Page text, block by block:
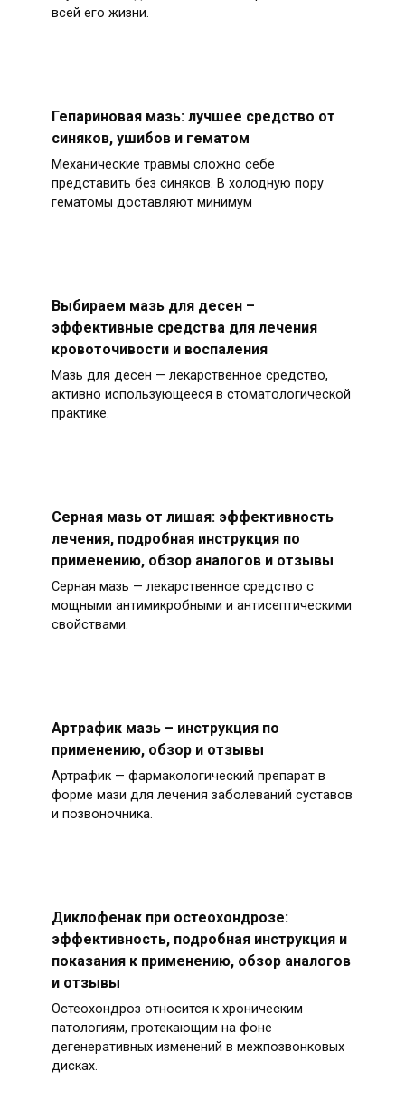
всей его жизни.
Гепариновая мазь: лучшее средство от
синяков, ушибов и гематом
Механические травмы сложно себе
представить без синяков. В холодную пору
гематомы доставляют минимум
Выбираем мазь для десен –
эффективные средства для лечения
кровоточивости и воспаления
Мазь для десен — лекарственное средство,
активно использующееся в стоматологической
практике.
Серная мазь от лишая: эффективность
лечения, подробная инструкция по
применению, обзор аналогов и отзывы
Серная мазь — лекарственное средство с
мощными антимикробными и антисептическими
свойствами.
Артрафик мазь – инструкция по
применению, обзор и отзывы
Артрафик — фармакологический препарат в
форме мази для лечения заболеваний суставов
и позвоночника.
Диклофенак при остеохондрозе:
эффективность, подробная инструкция и
показания к применению, обзор аналогов
и отзывы
Остеохондроз относится к хроническим
патологиям, протекающим на фоне
дегенеративных изменений в межпозвонковых
дисках.